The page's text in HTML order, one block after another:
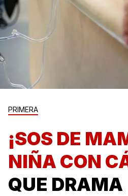
PRIMERA
¡SOS DE
NIÑA CON
QUE DRAMA